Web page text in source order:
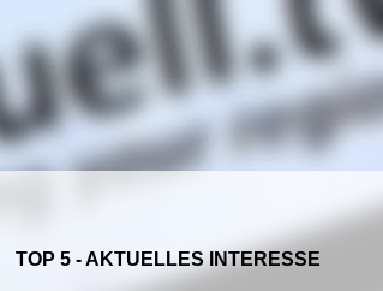
TOP 5 - AKTUELLES INTERESSE